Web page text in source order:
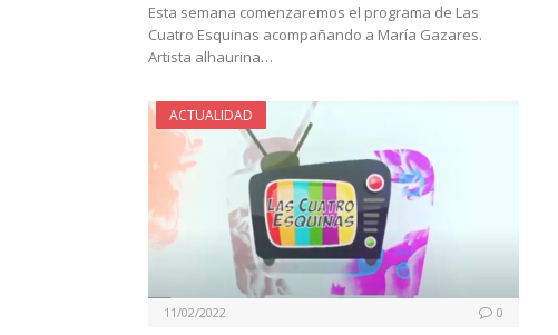
Esta semana comenzaremos el programa de Las
Cuatro Esquinas acompañando a María Gazares.
Artista alhaurina…
ACTUALIDAD
11/02/2022 0